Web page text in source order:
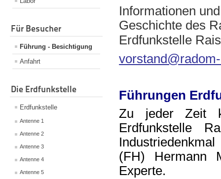
Für Besucher
Führung - Besichtigung
Anfahrt
Die Erdfunkstelle
Erdfunkstelle
Antenne 1
Antenne 2
Antenne 3
Antenne 4
Antenne 5
Informationen
Geschichte des
Erdfunkstelle
Führungen
Zu jeder Zeit
Erdfunkstelle
(FH) Hermann
Experte.